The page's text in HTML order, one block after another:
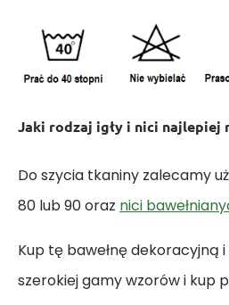
Jaki rodzaj igły i nici najlepiej
Do szycia tkaniny zalecamy
80 lub 90 oraz nici
Kup tę bawełnę dekoracyjną
szerokiej gamy wzorów i kup